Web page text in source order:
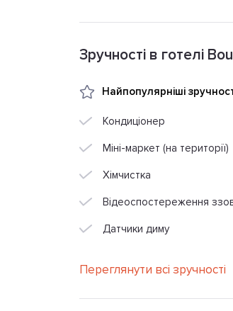
Зручності в готелі
Найпопулярніші
Кондиціонер
Міні-маркет (на території)
Хімчистка
Відеоспостереження
Датчики диму
Переглянути всі зручності